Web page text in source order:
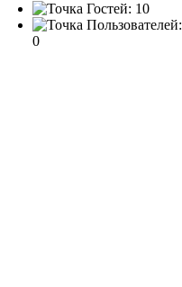
Гостей: 10
Пользователей:
0